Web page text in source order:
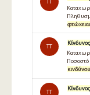
TT
TT
Κίνδυνος
κινδύνου
TT
Κίνδυνος